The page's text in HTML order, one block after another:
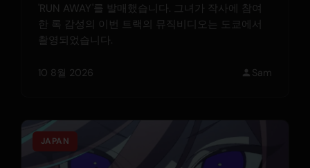
'RUN AWAY'를 발매했습니다. 그녀가 작사에 참여
한 록 감성의 이번 트랙의 뮤직비디오는 도쿄에서
촬영되었습니다.
10 8월 2026 Sam
JAPAN